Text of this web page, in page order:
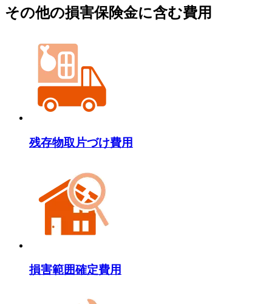
その他の損害保険金に含む費用
残存物取片づけ費用
損害範囲確定費用